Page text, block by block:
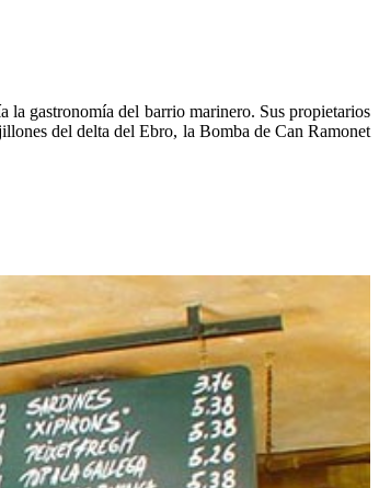
la gastronomía del barrio marinero. Sus propietarios
del delta del Ebro, la Bomba de Can Ramonet